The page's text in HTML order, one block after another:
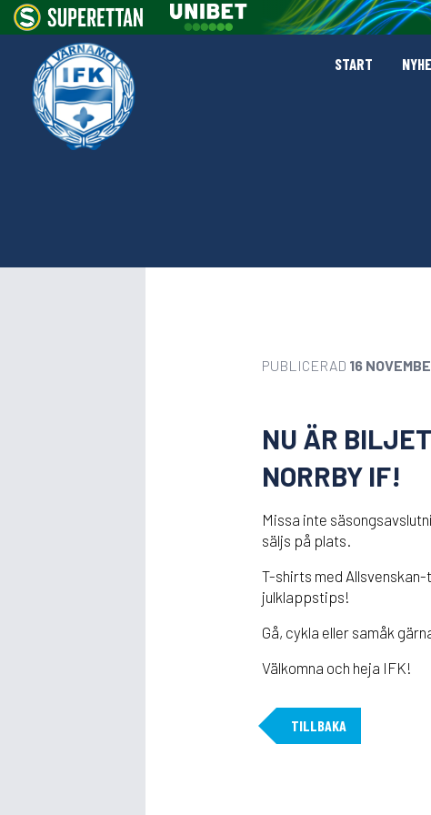
START
PUBLICERAD 16
NU ÄR
NORRBY IF!
Missa inte
säljs på plats.
T-shirts med
julklappstips!
Gå, cykla eller samåk
Välkomna och heja IFK!
TILLBAKA